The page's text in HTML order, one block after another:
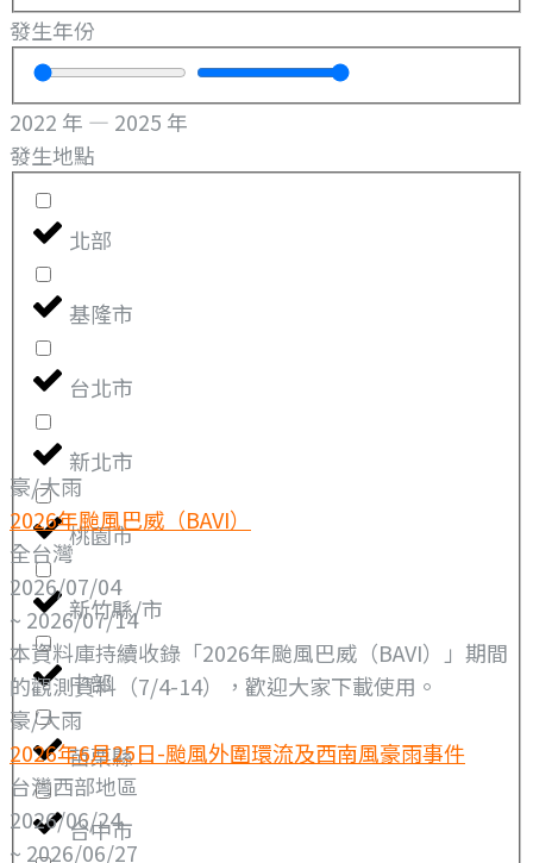
發生年份
2022 年 — 2025 年
發生地點
北部
基隆市
台北市
新北市
桃園市
新竹縣/市
中部
苗栗縣
台中市
豪/大雨
2026年颱風巴威（BAVI）
全台灣
2026/07/04
~ 2026/07/14
本資料庫持續收錄「2026年颱風巴威（BAVI）」期間
的觀測資料（7/4-14），歡迎大家下載使用。
豪/大雨
2026年6月25日-颱風外圍環流及西南風豪雨事件
台灣西部地區
2026/06/24
~ 2026/06/27